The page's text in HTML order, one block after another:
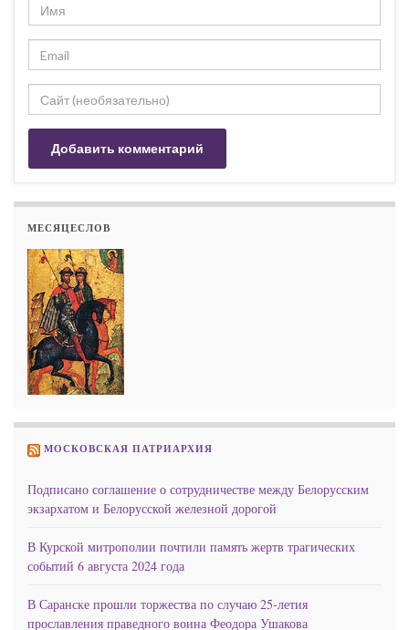
МЕСЯЦЕСЛОВ
МОСКОВСКАЯ ПАТРИАРХИЯ
Подписано соглашение о сотрудничестве между Белорусским
экзархатом и Белорусской железной дорогой
В Курской митрополии почтили память жертв трагических
событий 6 августа 2024 года
В Саранске прошли торжества по случаю 25-летия
прославления праведного воина Феодора Ушакова